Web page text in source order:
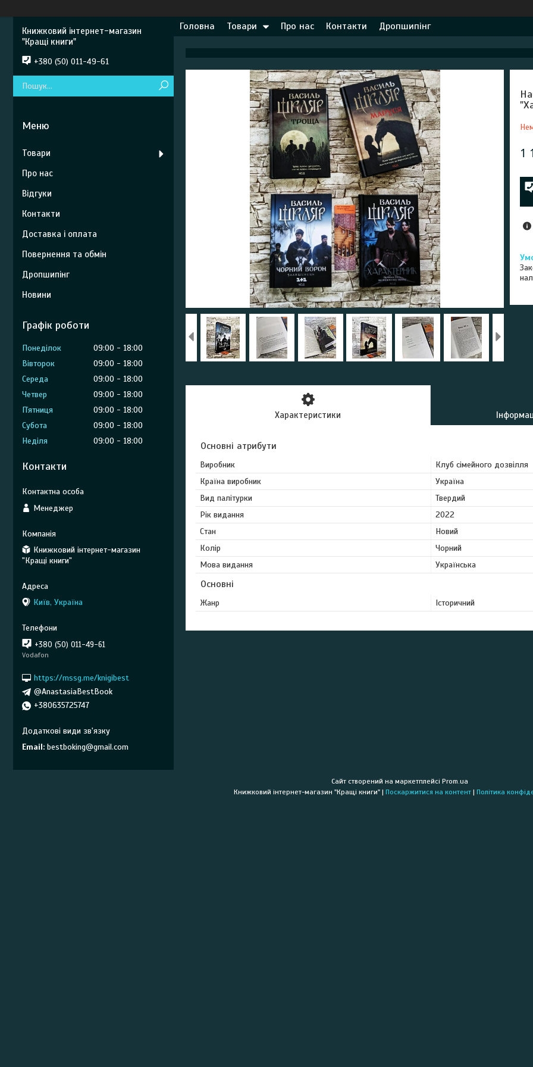
Головна Товари Про нас Контакти Дропшипінг
1
Характеристики
Основні атрибути
Виробник
Клуб сімейного дозвілля
Країна виробник
Україна
Вид палітурки
Твердий
Рік видання
2022
Стан
Новий
Колір
Чорний
Мова видання
Українська
Основні
Жанр Історичний
Книжковий інтернет-магазин
"Кращі книги"
+380 (50) 011-49-61
Товари
Про нас
Відгуки
Контакти
Доставка і оплата
Повернення та обмін
Дропшипінг
Новини
Графік роботи
Понеділок 09:00
18:00
Вівторок
09:00
18:00
Середа
09:00
18:00
Четвер
09:00
18:00
Пʼятниця
09:00
18:00
Субота
09:00
18:00
Неділя
09:00 18:00
Контакти
Менеджер
Книжковий інтернет-магазин
"Кращі книги"
Київ, Україна
+380 (50) 011-49-61
Vodafon
https://mssg.me/knigibest
@AnastasiaBestBook
+380635725747
Email bestboking@gmail.com
Сайт створений на маркетплейсі Prom.ua
Книжковий інтернет-магазин "Кращі книги" | Поскаржитися на контент | Політика